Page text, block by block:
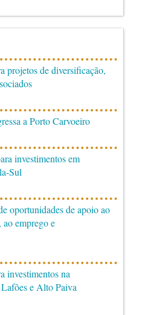
projetos de diversificação,
a Porto Carvoeiro
investimentos em
Sul
oportunidades de apoio ao
emprego e
investimentos na
e Alto Paiva